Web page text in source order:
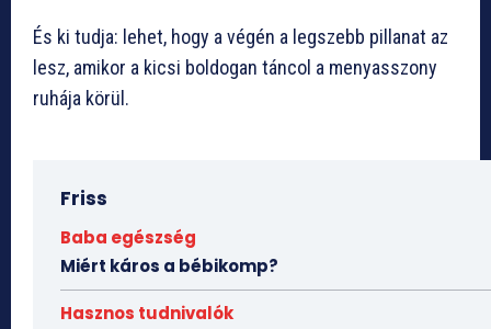
És ki tudja: lehet, hogy a végén a legszebb pillanat az
lesz, amikor a kicsi boldogan táncol a menyasszony
ruhája körül.
Friss
Baba egészség
Miért káros a bébikomp?
Hasznos tudnivalók